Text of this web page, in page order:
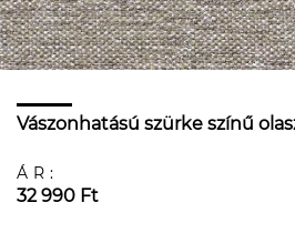
Vászonhatású szürke színű
ÁR:
32 990 Ft